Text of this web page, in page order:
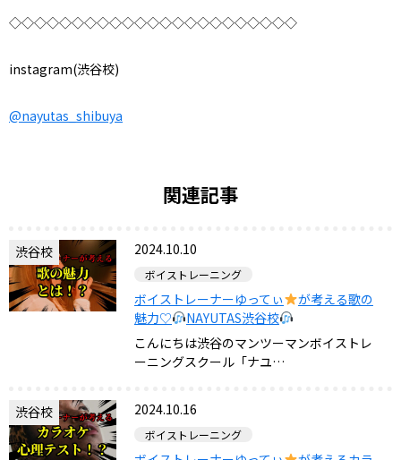
◇◇◇◇◇◇◇◇◇◇◇◇◇◇◇◇◇◇◇◇◇◇◇
instagram(渋谷校)
@nayutas_shibuya
関連記事
渋谷校 2024.10.10
ボイストレーニング
ボイストレーナーゆってぃ
が考える歌の
魅力♡
NAYUTAS渋谷校
こんにちは渋谷のマンツーマンボイストレ
ーニングスクール「ナユ…
渋谷校 2024.10.16
ボイストレーニング